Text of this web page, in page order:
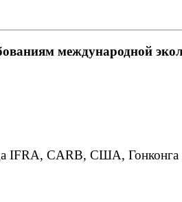
международной
IFRA, CARB, США,